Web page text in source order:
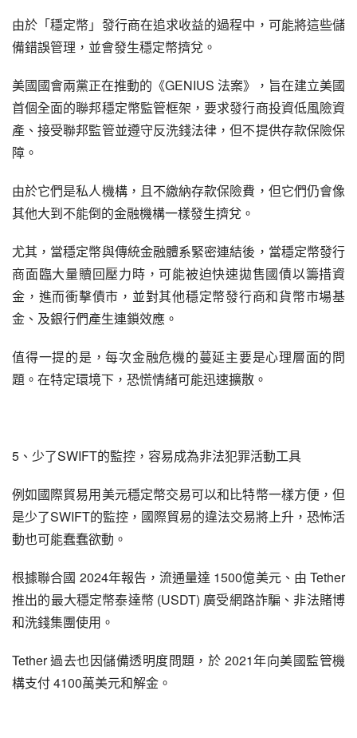
由於「穩定幣」發行商在追求收益的過程中，可能將這些儲
備錯誤管理，並會發生穩定幣擠兌。
美國國會兩黨正在推動的《GENIUS 法案》，旨在建立美國
首個全面的聯邦穩定幣監管框架，要求發行商投資低風險資
產、接受聯邦監管並遵守反洗錢法律，但不提供存款保險保
障。
由於它們是私人機構，且不繳納存款保險費，但它們仍會像
其他大到不能倒的金融機構一樣發生擠兌。
尤其，當穩定幣與傳統金融體系緊密連結後，當穩定幣發行
商面臨大量贖回壓力時，可能被迫快速拋售國債以籌措資
金，進而衝擊債市，並對其他穩定幣發行商和貨幣市場基
金、及銀行們產生連鎖效應。
值得一提的是，每次金融危機的蔓延主要是心理層面的問
題。在特定環境下，恐慌情緒可能迅速擴散。
5、少了SWIFT的監控，容易成為非法犯罪活動工具
例如國際貿易用美元穩定幣交易可以和比特幣一樣方便，但
是少了SWIFT的監控，國際貿易的違法交易將上升，恐怖活
動也可能蠢蠢欲動。
根據聯合國 2024年報告，流通量達 1500億美元、由 Tether
推出的最大穩定幣泰達幣 (USDT) 廣受網路詐騙、非法賭博
和洗錢集團使用。
Tether 過去也因儲備透明度問題，於 2021年向美國監管機
構支付 4100萬美元和解金。